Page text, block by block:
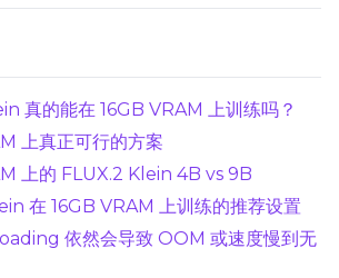
TRAINING
Gradient Accumulation
真的能在 16GB VRAM 上训练吗？
上真正可行的方案
上的 FLUX.2 Klein 4B vs 9B
在 16GB VRAM 上训练的推荐设置
依然会导致 OOM 或速度慢到无